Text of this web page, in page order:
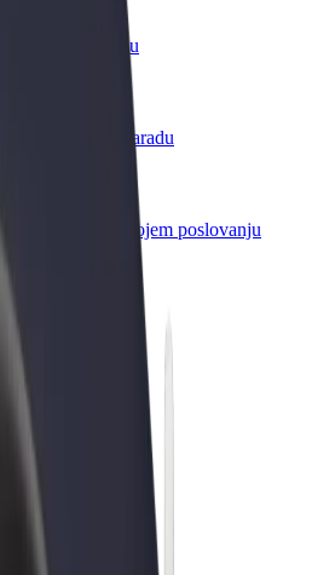
i povećaj zaradu
flote
Bolt i povećaj zaradu
prilagođeni tvojem poslovanju
OÜ